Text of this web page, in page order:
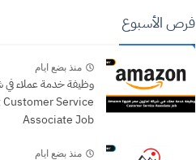
فرص الأسبوع
منذ بضع ايام
وظيفة خدمة عملاء في
Service
Associate Job
منذ بضع ايام